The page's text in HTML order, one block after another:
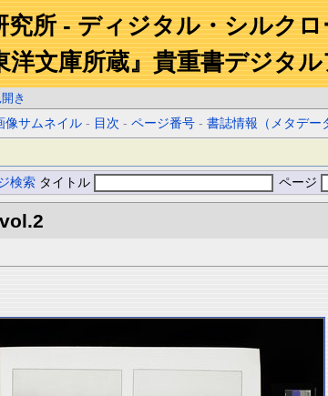
究所 - ディジタル・シルク
洋文庫所蔵』貴重書デジタ
き
像サムネイル - 目次 -ページ番号 -書誌情報（メタデー
検索 タイトル ページ